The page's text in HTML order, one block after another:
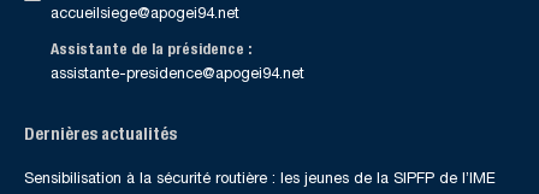
accueilsiege@apogei94.net
Assistante de la présidence :
assistante-presidence@apogei94.net
Dernières actualités
Sensibilisation à la sécurité routière : les jeunes de la SIPFP de l’IME